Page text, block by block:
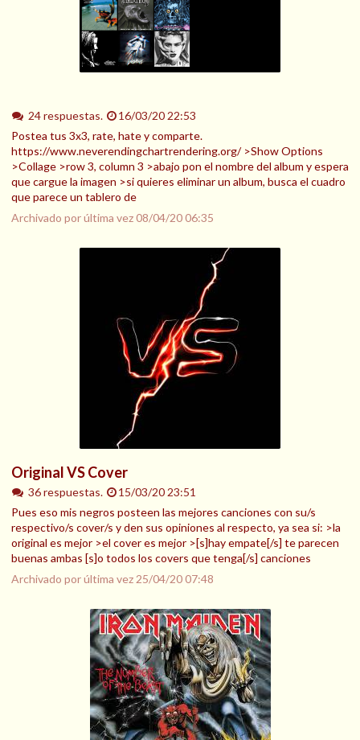
24 respuestas.
16/03/20 22:53
Postea tus 3x3, rate, hate y comparte.
https://www.neverendingchartrendering.org/ >Show Options
>Collage >row 3, column 3 >abajo pon el nombre del album y espera
que cargue la imagen >si quieres eliminar un album, busca el cuadro
que parece un tablero de
Archivado por última vez08/04/20 06:35
Original VS Cover
36 respuestas.
15/03/20 23:51
Pues eso mis negros posteen las mejores canciones con su/s
respectivo/s cover/s y den sus opiniones al respecto, ya sea si: >la
original es mejor >el cover es mejor >[s]hay empate[/s] te parecen
buenas ambas [s]o todos los covers que tenga[/s] canciones
Archivado por última vez 25/04/20 07:48